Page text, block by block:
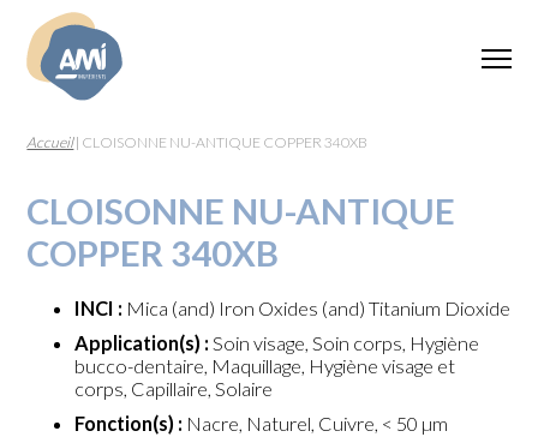
Accueil| CLOISONNE NU-ANTIQUE COPPER 340XB
CLOISONNE NU-ANTIQUE
COPPER 340XB
INCI : Mica (and) Iron Oxides (and) Titanium Dioxide
Application(s) : Soin visage, Soin corps, Hygiène
bucco-dentaire, Maquillage, Hygiène visage et
corps, Capillaire, Solaire
Fonction(s) : Nacre, Naturel, Cuivre, < 50 µm